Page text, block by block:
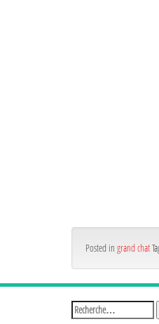
Posted in grand chat